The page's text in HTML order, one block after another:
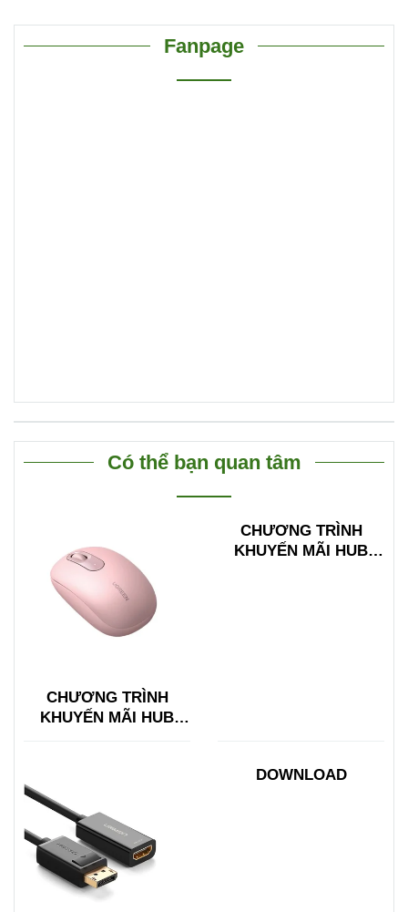
Fanpage
Có thể bạn quan tâm
CHƯƠNG TRÌNH
KHUYẾN MÃI HUB
CHƯƠNG TRÌNH
KHUYẾN MÃI HUB
DOWNLOAD